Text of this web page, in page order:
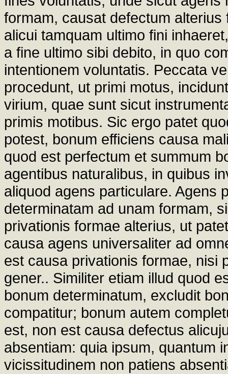
formam, causat defectum
alicui tamquam ultimo fini
a fine ultimo sibi debito, in quo
intentionem voluntatis. Peccata
procedunt, ut primi motus,
virium, quae sunt sicut
primis motibus. Sic ergo patet
potest, bonum efficiens causa
quod est perfectum et summum
agentibus naturalibus, in quibus
aliquod agens particulare. Agens
determinatam ad unam formam,
privationis formae alterius, ut
causa agens universaliter ad
est causa privationis formae, nisi
gener.. Similiter etiam illud quod
bonum determinatum, excludit
compatitur; bonum autem
est, non est causa defectus
absentiam: quia ipsum, quantum
vicissitudinem non patiens